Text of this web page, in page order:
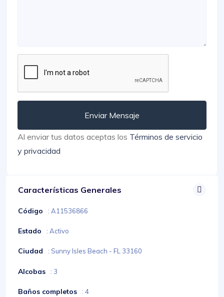
Enviar Mensaje
Al enviar tus datos aceptas los Términos de servicio
y privacidad
Características Generales
Código : A11536866
Estado : Activo
Ciudad : Sunny Isles Beach - FL 33160
Alcobas : 3
Baños completos : 4